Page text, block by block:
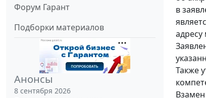
Форум Гарант
Подборки материалов
Анонсы
8 сентября 2026
в
адресу
Также